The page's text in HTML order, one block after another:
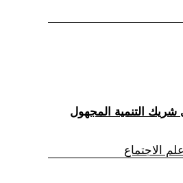
الاجتماع